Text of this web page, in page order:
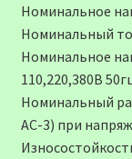
Номинальное
Номинальный
Номинальное
110,220,380В
Номинальный
АС-3) при